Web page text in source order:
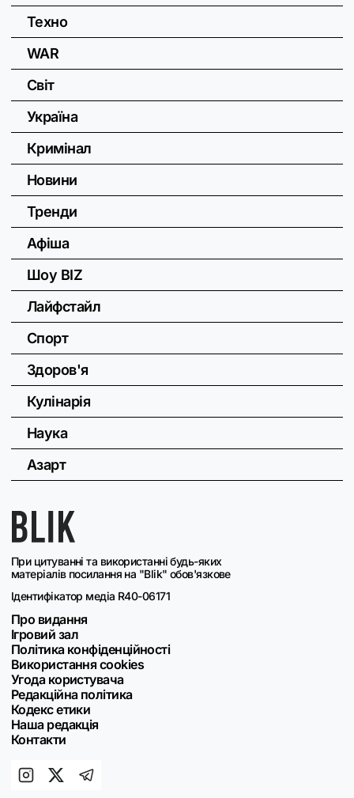
При цитуванні та використанні будь-яких
матеріалів посилання на "Blik" обов'язкове
Ідентифікатор медіа R40-06171
Про видання
Ігровий зал
Політика конфіденційності
Використання cookies
Угода користувача
Редакційна політика
Кодекс етики
Наша редакція
Контакти
Техно
WAR
Світ
Україна
Кримінал
Новини
Тренди
Афіша
Шоу BIZ
Лайфстайл
Спорт
Здоров'я
Кулінарія
Наука
Азарт